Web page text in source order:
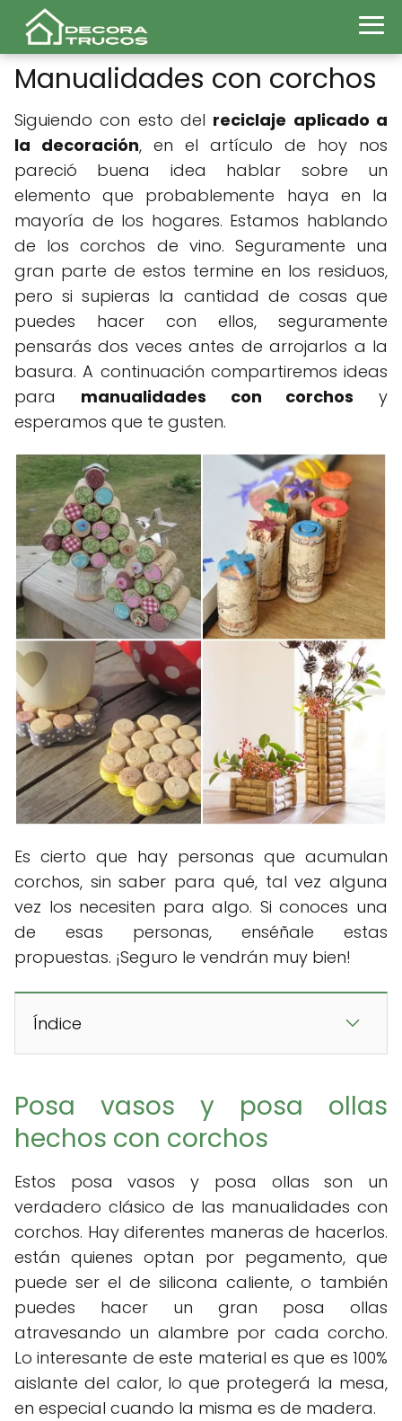
Manualidades con corchos
Siguiendo con esto del reciclaje aplicado a
la decoración, en el artículo de hoy nos
pareció buena idea hablar sobre un
elemento que probablemente haya en la
mayoría de los hogares. Estamos hablando
de los corchos de vino. Seguramente una
gran parte de estos termine en los residuos,
pero si supieras la cantidad de cosas que
puedes hacer con ellos, seguramente
pensarás dos veces antes de arrojarlos a la
basura. A continuación compartiremos ideas
para manualidades con corchos y
esperamos que te gusten.
Es cierto que hay personas que acumulan
corchos, sin saber para qué, tal vez alguna
vez los necesiten para algo. Si conoces una
de esas personas, enséñale estas
propuestas. ¡Seguro le vendrán muy bien!
Índice
Posa vasos y posa ollas
hechos con corchos
Estos posa vasos y posa ollas son un
verdadero clásico de las manualidades con
corchos. Hay diferentes maneras de hacerlos.
están quienes optan por pegamento, que
puede ser el de silicona caliente, o también
puedes hacer un gran posa ollas
atravesando un alambre por cada corcho.
Lo interesante de este material es que es 100%
aislante del calor, lo que protegerá la mesa,
en especial cuando la misma es de madera.